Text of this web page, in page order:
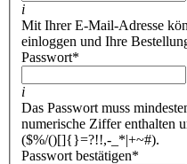
i
Mit Ihrer E-Mail-Adresse
einloggen und Ihre
Passwort*
i
Das Passwort muss
numerische Ziffer enthalten
($%/()[]{}=?!!,-_*|+~#).
Passwort bestätigen*